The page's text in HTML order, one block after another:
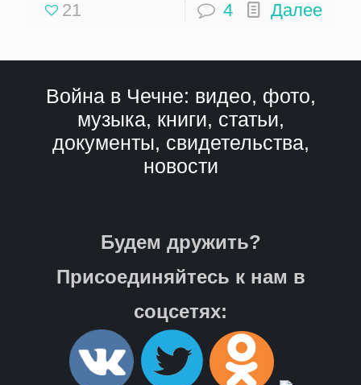
21 4 Далее
Война в Чечне: видео, фото,
музыка, книги, статьи,
документы, свидетельства,
новости
Будем дружить?
Присоединяйтесь к нам в
соцсетях: